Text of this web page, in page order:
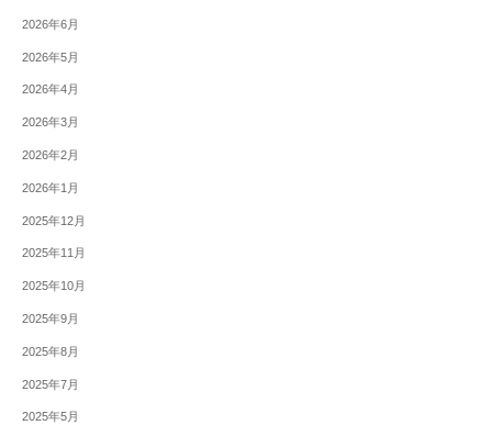
2026年6月
2026年5月
2026年4月
2026年3月
2026年2月
2026年1月
2025年12月
2025年11月
2025年10月
2025年9月
2025年8月
2025年7月
2025年5月